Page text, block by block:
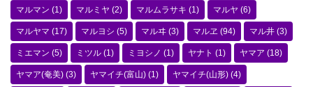
マルマン (1) マルミヤ (2) マルムラサキ (1) マルヤ (6)
マルヤマ (17) マルヨシ (5) マルヰ (3) マルヱ (94) マル井 (3)
ミエマン (5) ミツル (1) ミヨシノ (1) ヤナト (1) ヤマア (18)
ヤマア(奄美) (3) ヤマイチ(富山) (1) ヤマイチ(山形) (4)